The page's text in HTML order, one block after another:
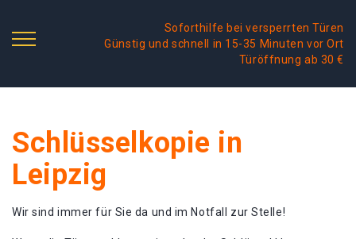
Soforthilfe bei versperrten Türen
Günstig und schnell in 15-35 Minuten vor Ort
Türöffnung ab 30 €
Schlüsselkopie in
Leipzig
Wir sind immer für Sie da und im Notfall zur Stelle!